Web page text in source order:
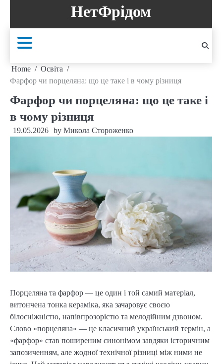
content
НетФрідом
Home
Освіта
Фарфор чи порцеляна: що це таке і в чому різниця
Фарфор чи порцеляна: що це таке і
в чому різниця
19.05.2026 by Микола Стороженко
Порцеляна та фарфор — це один і той самий матеріал,
витончена тонка кераміка, яка зачаровує своєю
білосніжністю, напівпрозорістю та мелодійним дзвоном.
Слово «порцеляна» — це класичний український термін, а
«фарфор» став поширеним синонімом завдяки історичним
запозиченням, але жодної технічної різниці між ними не